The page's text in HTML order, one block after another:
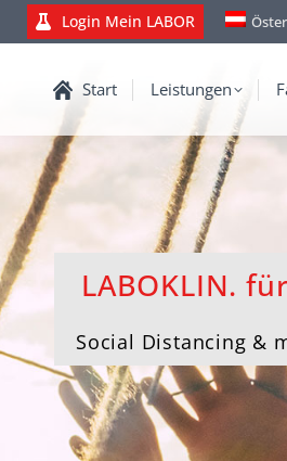
Login Mein LABOR
Start Leistungen
LABOKLIN.
Social Distancing &